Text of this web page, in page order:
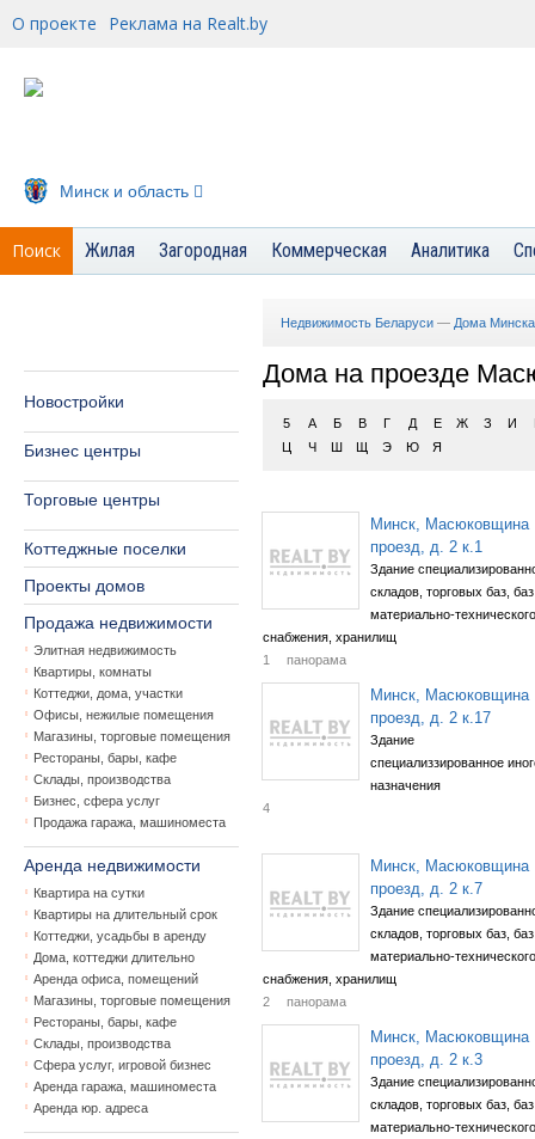
О проекте Реклама на Realt.by
Минск и область
Поиск Жилая Загородная Коммерческая Аналитика
Новостройки
Бизнес центры
Торговые центры
Коттеджные поселки
Проекты домов
Продажа недвижимости
Элитная недвижимость
Квартиры, комнаты
Коттеджи, дома, участки
Офисы, нежилые помещения
Магазины, торговые помещения
Рестораны, бары, кафе
Склады, производства
Бизнес, сфера услуг
Продажа гаража, машиноместа
Аренда недвижимости
Квартира на сутки
Квартиры на длительный срок
Коттеджи, усадьбы в аренду
Дома, коттеджи длительно
Аренда офиса, помещений
Магазины, торговые помещения
Рестораны, бары, кафе
Склады, производства
Сфера услуг, игровой бизнес
Аренда гаража, машиноместа
Аренда юр. адреса
Недвижимость Беларуси — Дома Минска
Дома на проезде
5 А Б В Г Д Е Ж З И
Ц
Ч Ш Щ Э Ю Я
Минск, Масюковщина
проезд, д. 2 к.1
Здание
складов, торговых баз, баз
материально-технического
снабжения, хранилищ
1
панорама
Минск, Масюковщина
проезд, д. 2 к.17
Здание
специализзированное
назначения
4
Минск, Масюковщина
проезд, д. 2 к.7
Здание
складов, торговых баз, баз
материально-технического
снабжения, хранилищ
2
панорама
Минск, Масюковщина
проезд, д. 2 к.3
Здание
складов, торговых баз, баз
материально-технического